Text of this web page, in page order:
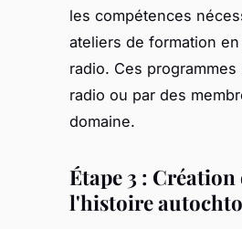
les compétences
ateliers de formation
radio. Ces
radio ou par des
domaine.
Étape 3 :
l'histoire